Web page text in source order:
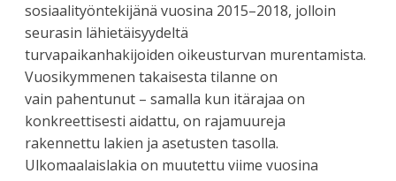
sosiaalityöntekijänä vuosina 2015–2018, jolloin
seurasin lähietäisyydeltä
turvapaikanhakijoiden oikeusturvan murentamista.
Vuosikymmenen takaisesta tilanne on
vain pahentunut – samalla kun itärajaa on
konkreettisesti aidattu, on rajamuureja
rakennettu lakien ja asetusten tasolla.
Ulkomaalaislakia on muutettu viime vuosina